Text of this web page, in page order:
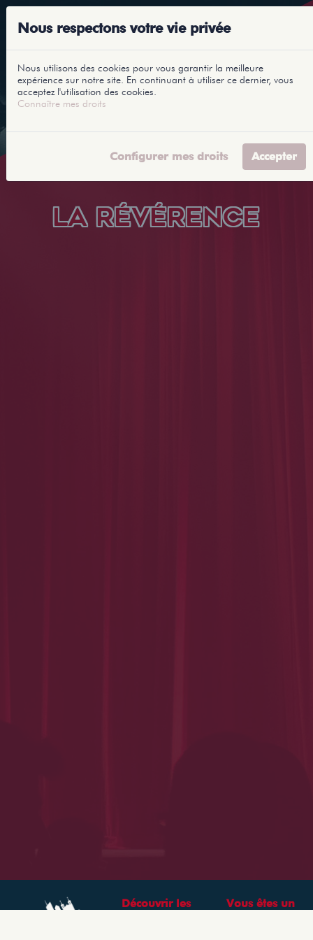
LA RÉVÉRENCE
Découvrir les
Vous êtes un
Nous respectons votre vie privée
Nous utilisons des cookies pour vous garantir la meilleure
expérience sur notre site. En continuant à utiliser ce dernier, vous
acceptez l'utilisation des cookies.
Connaître mes droits
Configurer mes droits Accepter